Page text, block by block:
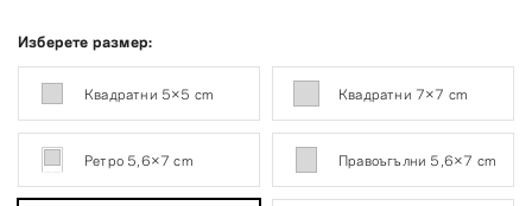
Изберете размер:
Квадратни 5×5 cm Квадратни 7×7 cm
Ретро 5,6×7 cm Правоъгълни 5,6×7 cm